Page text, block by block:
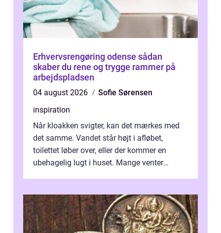
Erhvervsrengøring odense sådan
skaber du rene og trygge rammer på
arbejdspladsen
04 august 2026
Sofie Sørensen
inspiration
Når kloakken svigter, kan det mærkes med
det samme. Vandet står højt i afløbet,
toilettet løber over, eller der kommer en
ubehagelig lugt i huset. Mange venter